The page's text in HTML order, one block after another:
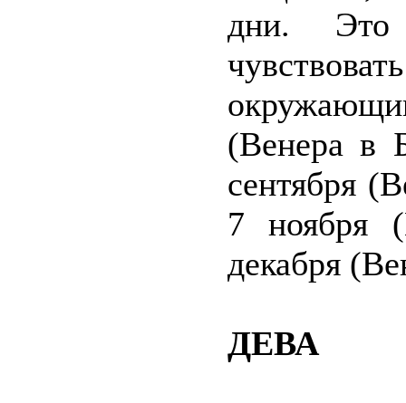
дни. Это
(Венера в
сентября
7 ноября
декабря
ДЕВА